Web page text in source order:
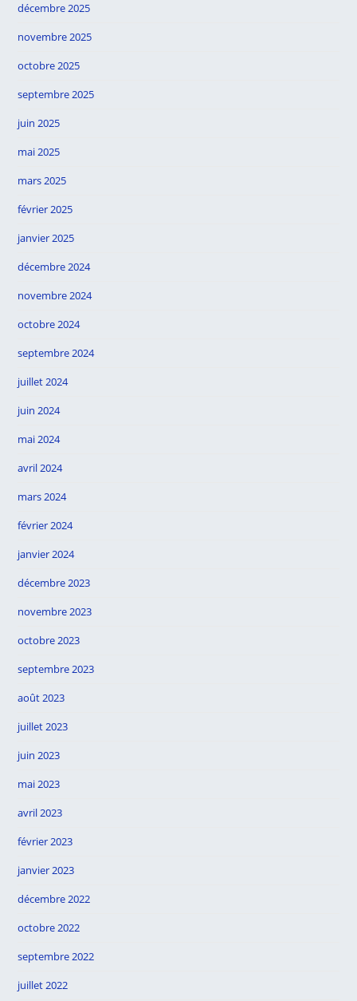
décembre 2025
novembre 2025
octobre 2025
septembre 2025
juin 2025
mai 2025
mars 2025
février 2025
janvier 2025
décembre 2024
novembre 2024
octobre 2024
septembre 2024
juillet 2024
juin 2024
mai 2024
avril 2024
mars 2024
février 2024
janvier 2024
décembre 2023
novembre 2023
octobre 2023
septembre 2023
août 2023
juillet 2023
juin 2023
mai 2023
avril 2023
février 2023
janvier 2023
décembre 2022
octobre 2022
septembre 2022
juillet 2022